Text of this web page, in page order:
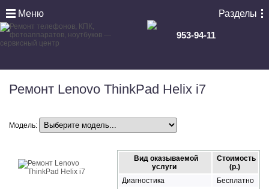
Меню Разделы
953-94-11
Ремонт Lenovo ThinkPad Helix i7
Модель:
Вид оказываемой
услуги
Стоимость
(р.)
Диагностика
Бесплатно